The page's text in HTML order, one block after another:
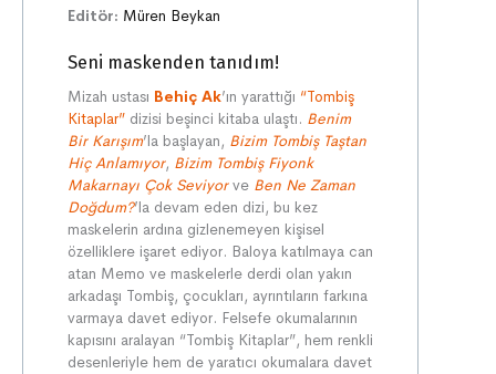
Editör: Müren Beykan
Seni maskenden tanıdım!
Mizah ustası Behiç Ak’ın yarattığı “Tombiş
Kitaplar” dizisi beşinci kitaba ulaştı. Benim
Bir Karışım’la başlayan, Bizim Tombiş Taştan
Hiç Anlamıyor, Bizim Tombiş Fiyonk
Makarnayı Çok Seviyorve Ben Ne Zaman
Doğdum?’la devam eden dizi, bu kez
maskelerin ardına gizlenemeyen kişisel
özelliklere işaret ediyor. Baloya katılmaya can
atan Memo ve maskelerle derdi olan yakın
arkadaşı Tombiş, çocukları, ayrıntıların farkına
varmaya davet ediyor. Felsefe okumalarının
kapısını aralayan “Tombiş Kitaplar”, hem renkli
desenleriyle hem de yaratıcı okumalara davet